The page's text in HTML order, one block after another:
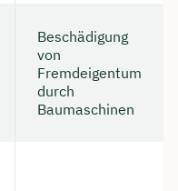
Beschädigung
von
Fremdeigentum
durch
Baumaschinen